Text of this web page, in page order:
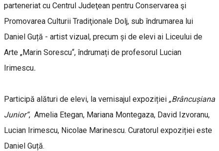
parteneriat cu Centrul Judeţean pentru Conservarea şi
Promovarea Culturii Tradiţionale Dolj, sub îndrumarea lui
Daniel Guță - artist vizual, precum și de elevi ai Liceului de
Arte „Marin Sorescu“, îndrumați de profesorul Lucian
Irimescu.
Participă alături de elevi, la vernisajul expoziției „Brâncușiana
Junior“, Amelia Etegan, Mariana Montegaza, David Izvoranu,
Lucian Irimescu, Nicolae Marinescu. Curatorul expoziției este
Daniel Guță.